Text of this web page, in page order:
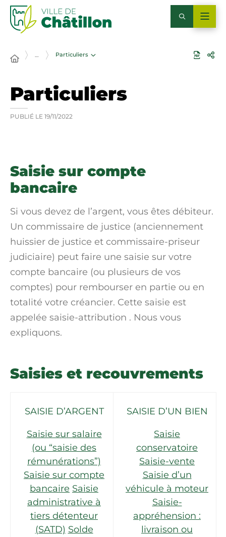
… Particuliers
Particuliers
PUBLIÉ LE 19/11/2022
Saisie sur compte
bancaire
Si vous devez de l’argent, vous êtes débiteur.
Un commissaire de justice (anciennement
huissier de justice et commissaire-priseur
judiciaire) peut faire une saisie sur votre
compte bancaire (ou plusieurs de vos
comptes) pour rembourser en partie ou en
totalité votre créancier. Cette saisie est
appelée saisie-attribution . Nous vous
expliquons.
Saisies et recouvrements
SAISIE D’ARGENT
Saisie sur salaire
(ou “saisie des
rémunérations”)
Saisie sur compte
bancaire Saisie
administrative à
tiers détenteur
(SATD) Solde
SAISIE D’UN BIEN
Saisie
conservatoire
Saisie-vente
Saisie d’un
véhicule à moteur
Saisie-
appréhension :
livraison ou